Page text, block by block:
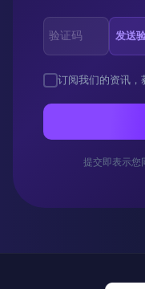
发送
订阅我们的资讯，
提交即表示您